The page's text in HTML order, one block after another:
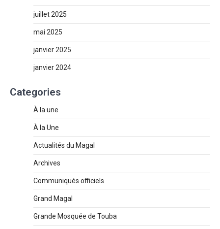
juillet 2025
mai 2025
janvier 2025
janvier 2024
Categories
À la une
À la Une
Actualités du Magal
Archives
Communiqués officiels
Grand Magal
Grande Mosquée de Touba